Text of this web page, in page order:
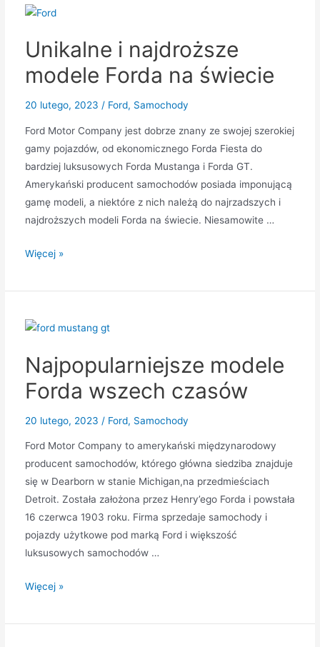
marki
je
Unikalne i najdroższe
modele Forda na świecie
20 lutego, 2023 / Ford, Samochody
Ford Motor Company jest dobrze znany ze swojej szerokiej
gamy pojazdów, od ekonomicznego Forda Fiesta do
bardziej luksusowych Forda Mustanga i Forda GT.
Amerykański producent samochodów posiada imponującą
gamę modeli, a niektóre z nich należą do najrzadszych i
najdroższych modeli Forda na świecie. Niesamowite …
Unikalne
najdroższe
Forda
świecie
Więcej »
Najpopularniejsze modele
Forda wszech czasów
20 lutego, 2023 / Ford, Samochody
Ford Motor Company to amerykański międzynarodowy
producent samochodów, którego główna siedziba znajduje
się w Dearborn w stanie Michigan,na przedmieściach
Detroit. Została założona przez Henry’ego Forda i powstała
16 czerwca 1903 roku. Firma sprzedaje samochody i
pojazdy użytkowe pod marką Ford i większość
luksusowych samochodów …
Najpopularniejsze
Forda
Więcej »